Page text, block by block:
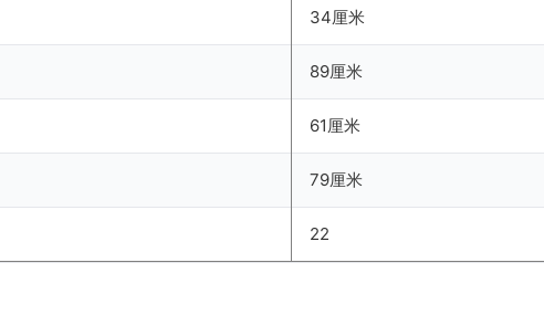
34厘米
89厘米
61厘米
79厘米
22